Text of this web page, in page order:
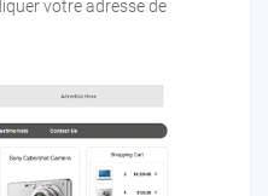
votre adresse de